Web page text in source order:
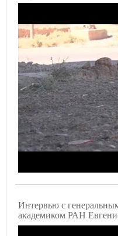
Интервью с
академиком РАН